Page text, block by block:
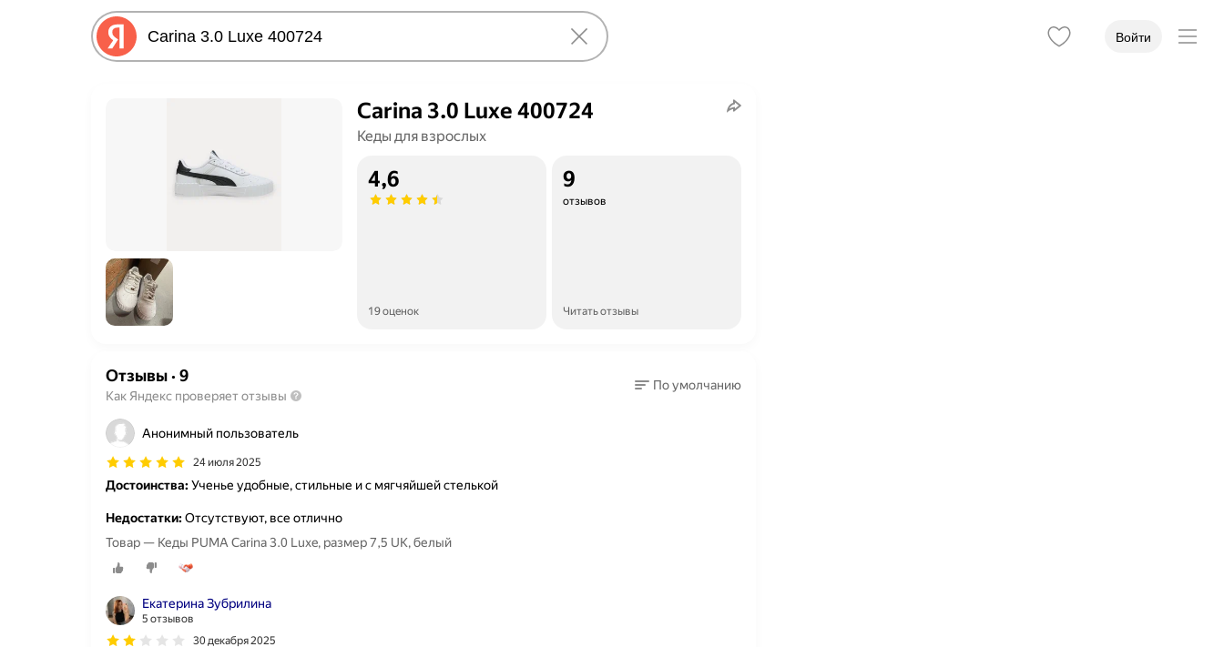
Войти
Carina 3.0 Luxe 400724
Кеды для взрослых
4,6
19 оценок
9
отзывов
Читать отзывы
Отзывы· 9
Как Яндекс проверяет отзывы
По умолчанию
Анонимный пользователь
24 июля 2025
Достоинства:Ученье удобные, стильные и с мягчяйшей стелькой
Недостатки:Отсутствуют, все отлично
Товар — Кеды PUMA Carina 3.0 Luxe, размер 7,5 UK, белый
Екатерина Зубрилина
5 отзывов
30 декабря 2025